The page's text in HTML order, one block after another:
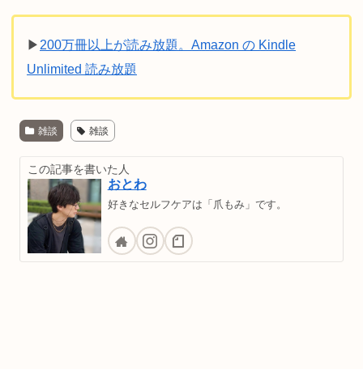
▶ 200万冊以上が読み放題。Amazon の Kindle
Unlimited 読み放題
雑談 雑談
この記事を書いた人
おとわ
好きなセルフケアは「爪もみ」です。